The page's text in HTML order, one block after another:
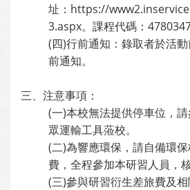
址：https://
3.aspx。課程代碼：
(四)行前通知：錄取者於活
前通知。
三、注意事項：
(一)本校無法提供停車位，
眾運輸工具蒞校。
(二)為響應環保，請自備環
費，全程參加本研習人員，
(三)參與研習衍生差旅費及